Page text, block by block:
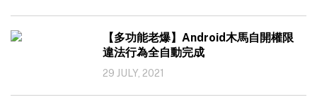
【多功能老爆】Android木馬自開權限
違法行為全自動完成
29 JULY, 2021